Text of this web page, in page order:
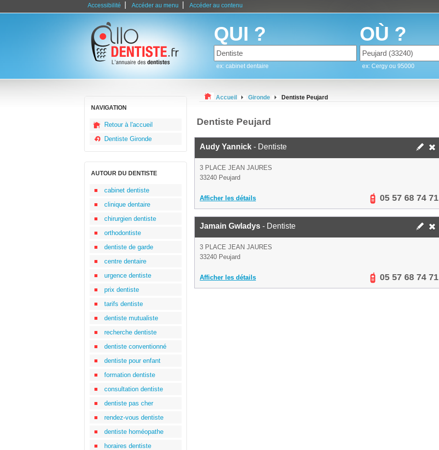
Accessibilité Accéder au menu Accéder au contenu
QUI ?
ex: cabinet dentaire
OÙ ?
ex: Cergy ou 95000
NAVIGATION
Retour à l'accueil
Dentiste Gironde
AUTOUR DU DENTISTE
cabinet dentiste
clinique dentaire
chirurgien dentiste
orthodontiste
dentiste de garde
centre dentaire
urgence dentiste
prix dentiste
tarifs dentiste
dentiste mutualiste
recherche dentiste
dentiste conventionné
dentiste pour enfant
formation dentiste
consultation dentiste
dentiste pas cher
rendez-vous dentiste
dentiste homéopathe
horaires dentiste
Accueil Gironde Dentiste Peujard
Dentiste Peujard
Audy Yannick - Dentiste
3 PLACE JEAN JAURES
33240 Peujard
Afficher les détails 05 57 68 74 71
Jamain Gwladys - Dentiste
3 PLACE JEAN JAURES
33240 Peujard
Afficher les détails 05 57 68 74 71